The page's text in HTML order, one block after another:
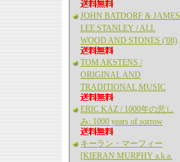
JOHN BATDORF & JAMES
LEE STANLEY / ALL
WOOD AND STONES ('08)
TOM AKSTENS /
ORIGINAL AND
TRADITIONAL MUSIC
ERIC KAZ / 1000年の悲し
み: 1000 years of sorrow
キーラン・マーフィー
[KIERAN MURPHY a.k.a.